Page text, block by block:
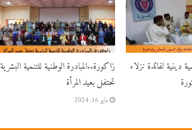
دينية لفائدة نزلاء
زاكورة..المبادرة الوطنية للتنمية البشرية
تحتفل بعيد المرأة
مايو 16, 2024